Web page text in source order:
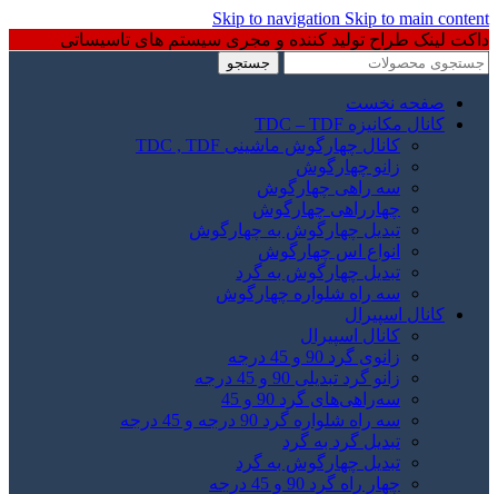
Skip to navigation Skip to main content
داکت لینک طراح تولید کننده و مجری سیستم های تاسیساتی
جستجو
صفحه نخست
کانال مکانیزه TDC – TDF
کانال چهارگوش ماشینی TDC , TDF
زانو چهارگوش
سه راهی چهارگوش
چهارراهی چهارگوش
تبدیل چهارگوش به چهارگوش
انواع اس چهارگوش
تبدیل چهارگوش به گرد
سه راه شلواره چهارگوش
کانال اسپیرال
کانال اسپیرال
زانوی گرد 90 و 45 درجه
زانو گرد تبدیلی 90 و 45 درجه
سه‌راهی‌های گرد 90 و 45
سه راه شلواره گرد 90 درجه و 45 درجه
تبدیل گرد به گرد
تبدیل چهارگوش به گرد
چهار راه گرد 90 و 45 درجه